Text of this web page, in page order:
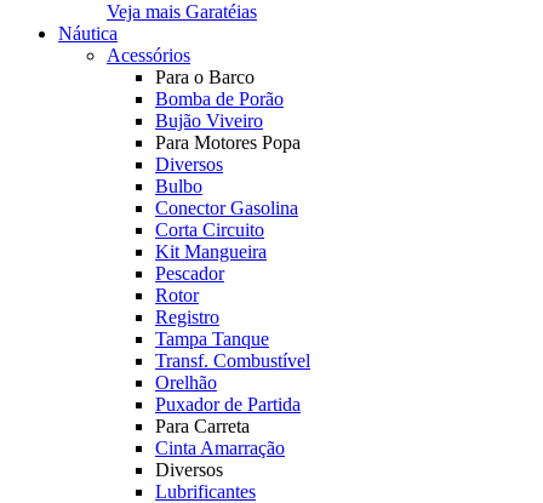
Veja mais Garatéias
Náutica
Acessórios
Para o Barco
Bomba de Porão
Bujão Viveiro
Para Motores Popa
Diversos
Bulbo
Conector Gasolina
Corta Circuito
Kit Mangueira
Pescador
Rotor
Registro
Tampa Tanque
Transf. Combustível
Orelhão
Puxador de Partida
Para Carreta
Cinta Amarração
Diversos
Lubrificantes